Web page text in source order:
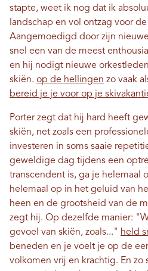
stapte, weet ik nog dat ik
landschap en vol ontzag voor
Aangemoedigd door zijn
snel een van de meest
en hij nodigt nieuwe
skiën. op de hellingen zo vaak
bereid je je voor op je
Porter zegt dat hij hard heeft
skiën, net zoals een
investeren in soms saaie
geweldige dag tijdens een
transcendent is, ga je helemaal
helemaal op in het geluid van
heen en de grootsheid van de
zegt hij. Op dezelfde manier:
gevoel van skiën, zoals..." held
beneden en je voelt je op de
volkomen vrij en krachtig. En zo